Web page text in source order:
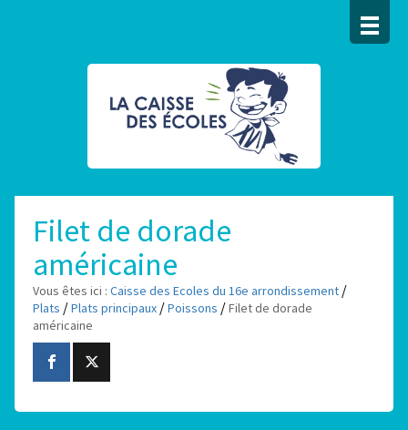
Filet de dorade
américaine
Vous êtes ici : Caisse des Ecoles du 16e arrondissement /
Plats /Plats principaux /Poissons /Filet de dorade
américaine